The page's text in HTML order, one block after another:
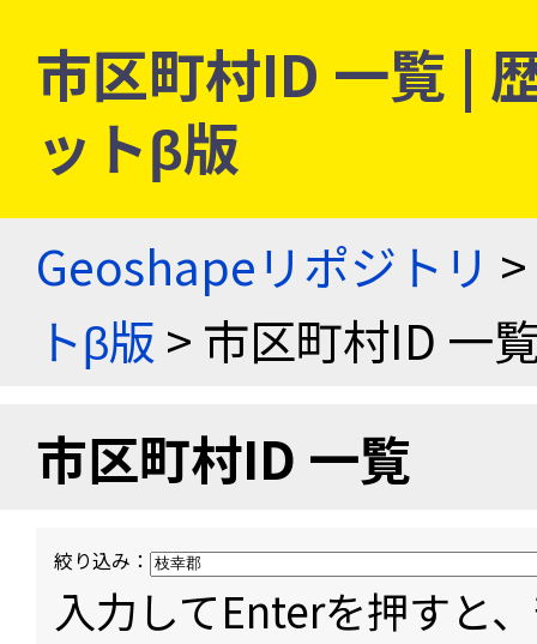
市区町村ID 一覧 |
ットβ版
Geoshapeリポジトリ >
トβ版 > 市区町村ID 一
市区町村ID 一覧
絞り込み：
入力してEnterを押すと